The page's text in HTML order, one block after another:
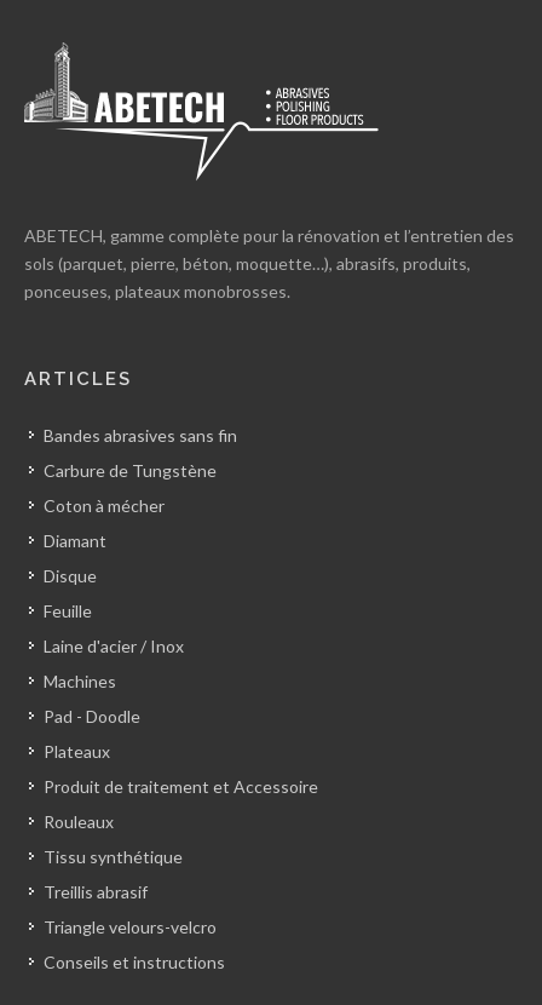
ABETECH, gamme complète pour la rénovation et l’entretien des
sols (parquet, pierre, béton, moquette…), abrasifs, produits,
ponceuses, plateaux monobrosses.
ARTICLES
Bandes abrasives sans fin
Carbure de Tungstène
Coton à mécher
Diamant
Disque
Feuille
Laine d'acier / Inox
Machines
Pad - Doodle
Plateaux
Produit de traitement et Accessoire
Rouleaux
Tissu synthétique
Treillis abrasif
Triangle velours-velcro
Conseils et instructions